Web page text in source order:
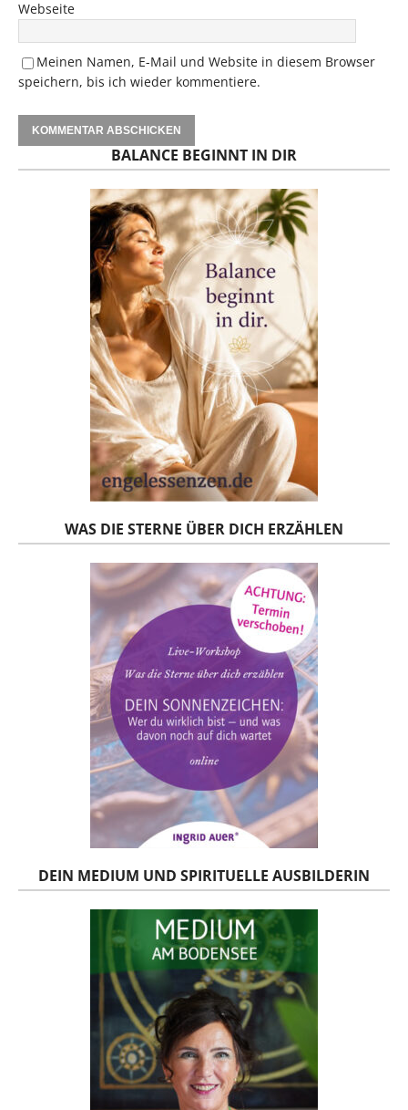
Webseite
Meinen Namen, E-Mail und Website in diesem Browser
speichern, bis ich wieder kommentiere.
BALANCE BEGINNT IN DIR
WAS DIE STERNE ÜBER DICH ERZÄHLEN
DEIN MEDIUM UND SPIRITUELLE AUSBILDERIN